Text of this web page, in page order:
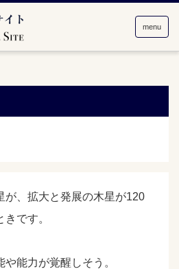
menu
が、拡大と発展の木星が120
です。
能力が覚醒しそう。